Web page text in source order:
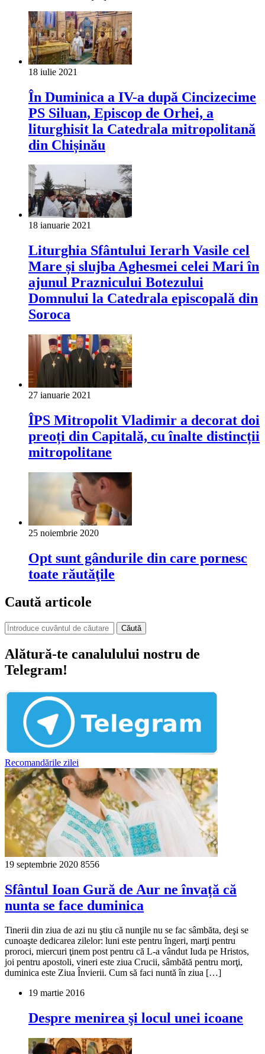
18 iulie 2021
În Duminica a IV-a după Cincizecime
PS Siluan, Episcop de Orhei, a
liturghisit la Catedrala mitropolitană
din Chișinău
18 ianuarie 2021
Liturghia Sfântului Ierarh Vasile cel
Mare și slujba Aghesmei celei Mari în
ajunul Praznicului Botezului
Domnului la Catedrala episcopală din
Soroca
27 ianuarie 2021
ÎPS Mitropolit Vladimir a decorat doi
preoți din Capitală, cu înalte distincții
mitropolitane
25 noiembrie 2020
Opt sunt gândurile din care pornesc
toate răutăţile
Caută articole
Căută
Alătură-te canalulului nostru de
Telegram!
Recomandările zilei
19 septembrie 2020 8556
Sfântul Ioan Gură de Aur ne învață că
nunta se face duminica
Tinerii din ziua de azi nu ştiu că nunţile nu se fac sâmbăta, deşi se
cunoaşte dedicarea zilelor: luni este pentru îngeri, marţi pentru
proroci, miercuri ţinem post pentru că L-a vândut Iuda pe Hristos,
joi pentru apostoli, vineri este ziua Crucii, sâmbătă pentru morţi,
duminica este Ziua Învierii. Cum să faci nuntă în ziua […]
19 martie 2016
Despre menirea şi locul unei icoane